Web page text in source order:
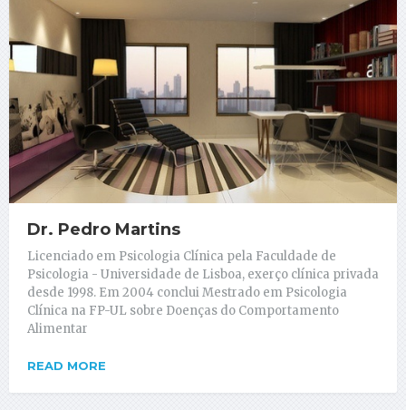
Dr. Pedro Martins
Licenciado em Psicologia Clínica pela Faculdade de
Psicologia - Universidade de Lisboa, exerço clínica privada
desde 1998. Em 2004 conclui Mestrado em Psicologia
Clínica na FP-UL sobre Doenças do Comportamento
Alimentar
READ MORE